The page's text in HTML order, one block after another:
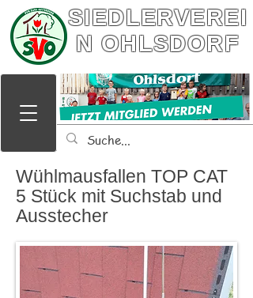
SIEDLERVEREI
N OHLSDORF
Wühlmausfallen TOP CAT
5 Stück mit Suchstab und
Ausstecher